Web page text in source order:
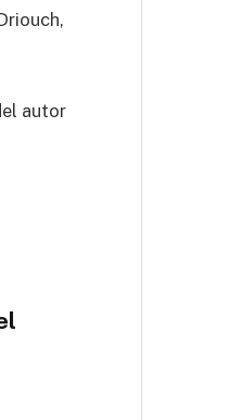
autor